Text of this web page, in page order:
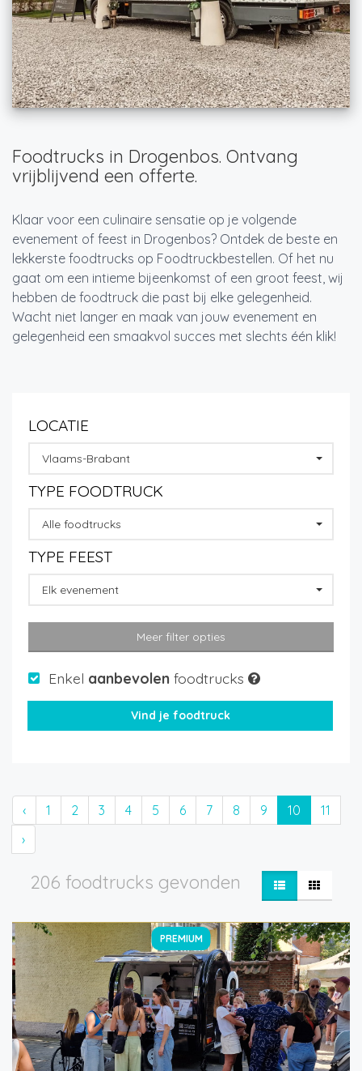
Foodtrucks in Drogenbos. Ontvang
vrijblijvend een offerte.
Klaar voor een culinaire sensatie op je volgende
evenement of feest in Drogenbos? Ontdek de beste en
lekkerste foodtrucks op Foodtruckbestellen. Of het nu
gaat om een intieme bijeenkomst of een groot feest, wij
hebben de foodtruck die past bij elke gelegenheid.
Wacht niet langer en maak van jouw evenement en
gelegenheid een smaakvol succes met slechts één klik!
LOCATIE
Vlaams-Brabant
TYPE FOODTRUCK
Alle foodtrucks
TYPE FEEST
Elk evenement
Meer filter opties
Enkel aanbevolen foodtrucks
‹ 1 2 3 4 5 6 7 8 9 10
11
›
206 foodtrucks gevonden
PREMIUM